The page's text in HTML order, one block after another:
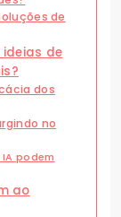
de
de
dos
no
podem
ao